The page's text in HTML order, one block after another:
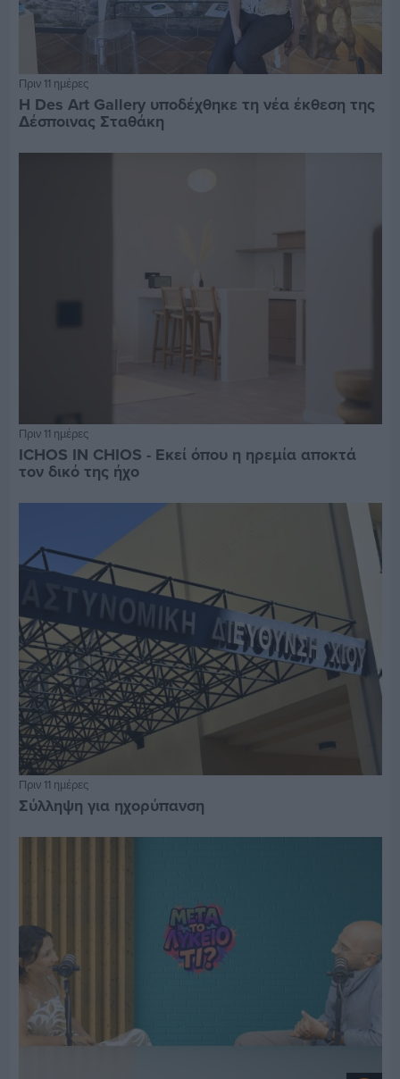
Πριν 11 ημέρες
Η Des Art Gallery υποδέχθηκε τη νέα έκθεση της
Δέσποινας Σταθάκη
Πριν 11 ημέρες
ICHOS IN CHIOS - Εκεί όπου η ηρεμία αποκτά
τον δικό της ήχο
Πριν 11 ημέρες
Σύλληψη για ηχορύπανση